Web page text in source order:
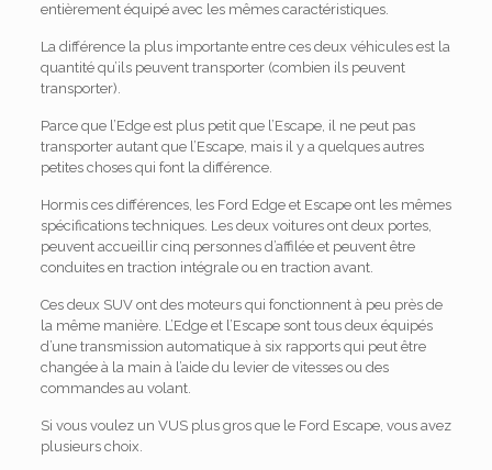
entièrement équipé avec les mêmes caractéristiques.
La différence la plus importante entre ces deux véhicules est la
quantité qu’ils peuvent transporter (combien ils peuvent
transporter).
Parce que l’Edge est plus petit que l’Escape, il ne peut pas
transporter autant que l’Escape, mais il y a quelques autres
petites choses qui font la différence.
Hormis ces différences, les Ford Edge et Escape ont les mêmes
spécifications techniques. Les deux voitures ont deux portes,
peuvent accueillir cinq personnes d’affilée et peuvent être
conduites en traction intégrale ou en traction avant.
Ces deux SUV ont des moteurs qui fonctionnent à peu près de
la même manière. L’Edge et l’Escape sont tous deux équipés
d’une transmission automatique à six rapports qui peut être
changée à la main à l’aide du levier de vitesses ou des
commandes au volant.
Si vous voulez un VUS plus gros que le Ford Escape, vous avez
plusieurs choix.